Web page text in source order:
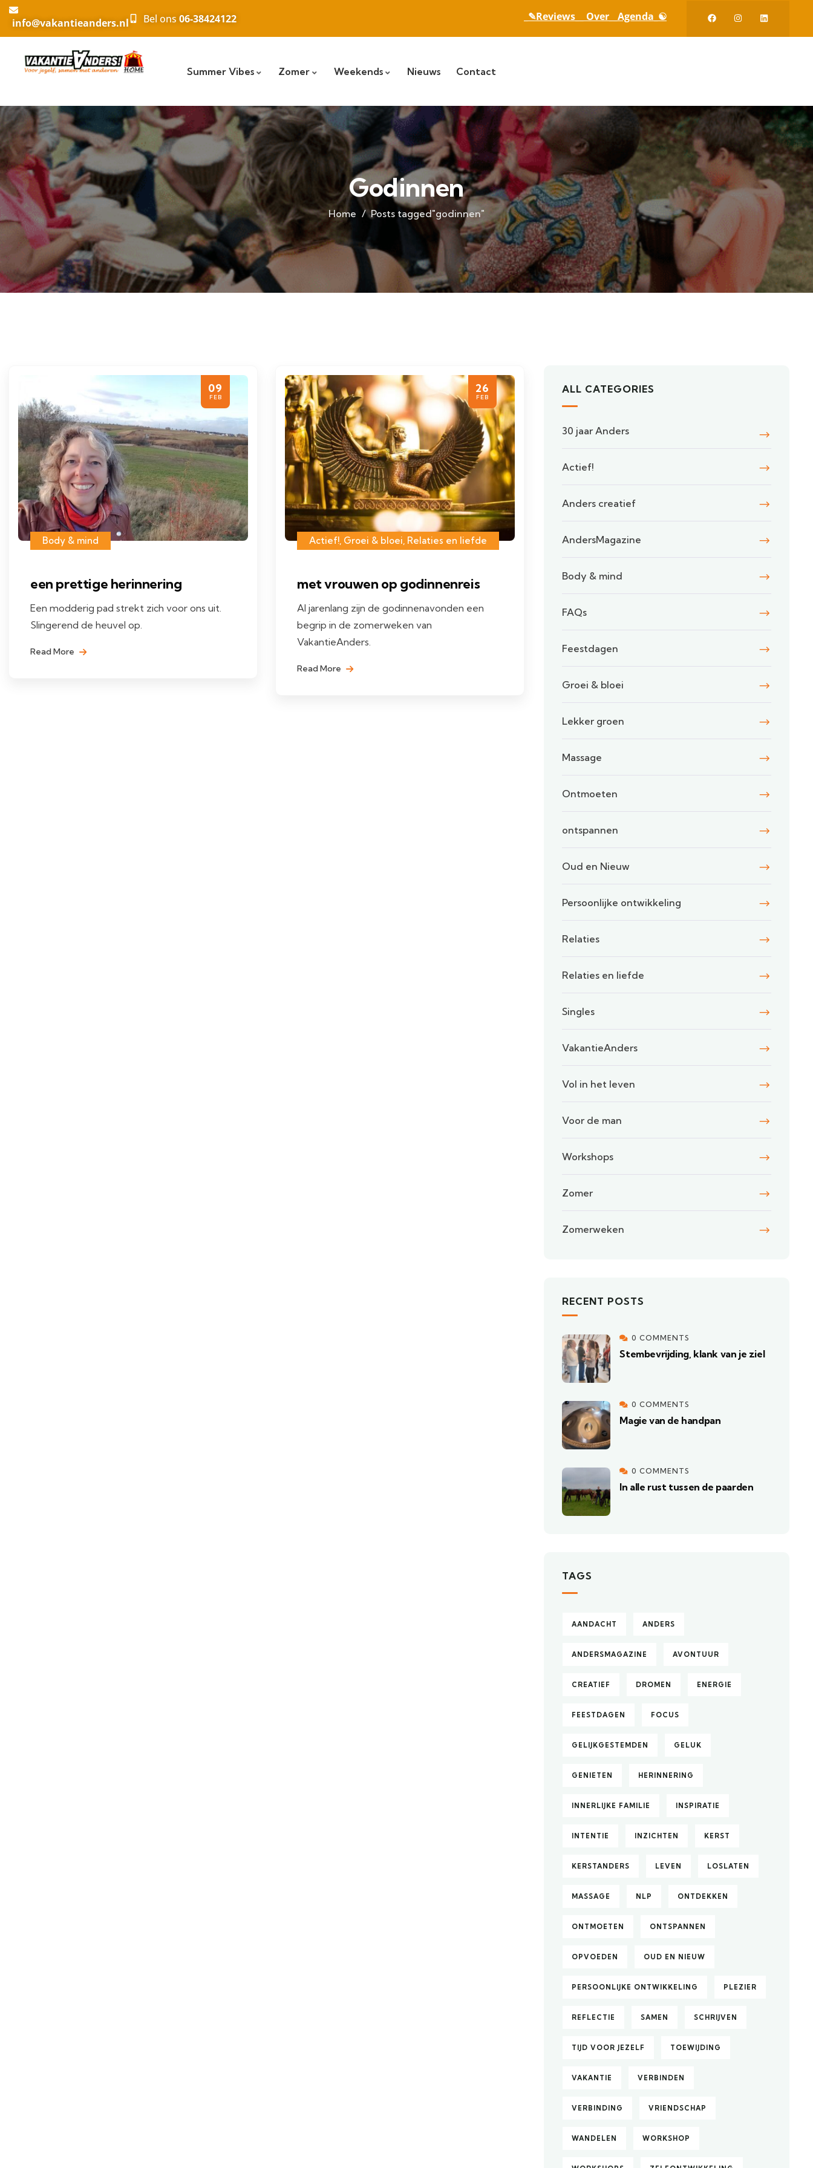
info@vakantieanders.nl Bel ons 06-38424122 _✎Reviews_ _ Over_ _Agenda_☯
Summer Vibes Zomer Weekends Nieuws Contact
Godinnen
Home Posts tagged"godinnen"
09
FEB
Body & mind
een prettige herinnering
Een modderig pad strekt zich voor ons uit.
Slingerend de heuvel op.
Read More
26
FEB
Actief! Groei & bloei Relaties en liefde
met vrouwen op godinnenreis
Al jarenlang zijn de godinnenavonden een
begrip in de zomerweken van
VakantieAnders.
Read More
ALL CATEGORIES
30 jaar Anders
Actief!
Anders creatief
AndersMagazine
Body & mind
FAQs
Feestdagen
Groei & bloei
Lekker groen
Massage
Ontmoeten
ontspannen
Oud en Nieuw
Persoonlijke ontwikkeling
Relaties
Relaties en liefde
Singles
VakantieAnders
Vol in het leven
Voor de man
Workshops
Zomer
Zomerweken
RECENT POSTS
0 COMMENTS
Stembevrijding, klank van je ziel
0 COMMENTS
Magie van de handpan
0 COMMENTS
In alle rust tussen de paarden
TAGS
AANDACHT ANDERS
ANDERSMAGAZINE AVONTUUR
CREATIEF DROMEN ENERGIE
FEESTDAGEN FOCUS
GELIJKGESTEMDEN GELUK
GENIETEN HERINNERING
INNERLIJKE FAMILIE INSPIRATIE
INTENTIE INZICHTEN KERST
KERSTANDERS LEVEN LOSLATEN
MASSAGE NLP ONTDEKKEN
ONTMOETEN ONTSPANNEN
OPVOEDEN OUD EN NIEUW
PERSOONLIJKE ONTWIKKELING PLEZIER
REFLECTIE SAMEN SCHRIJVEN
TIJD VOOR JEZELF TOEWIJDING
VAKANTIE VERBINDEN
VERBINDING VRIENDSCHAP
WANDELEN WORKSHOP